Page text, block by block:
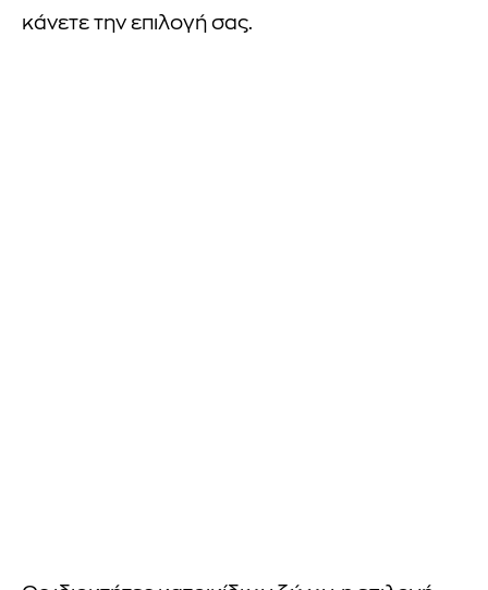
κάνετε την επιλογή σας.